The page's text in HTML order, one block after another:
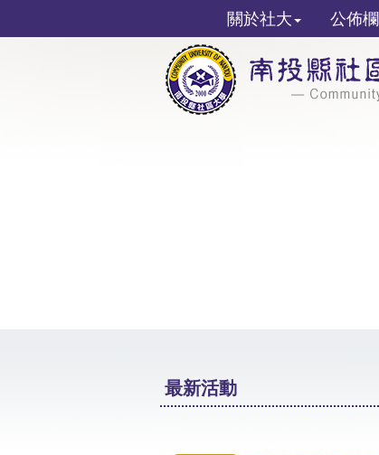
關於社大 公佈欄
最新活動